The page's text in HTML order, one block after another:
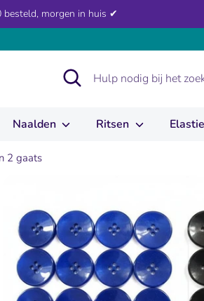
besteld, morgen in huis ✔
Zoeken
Hulp
nodig
het
Naalden Ritsen
2 gaats